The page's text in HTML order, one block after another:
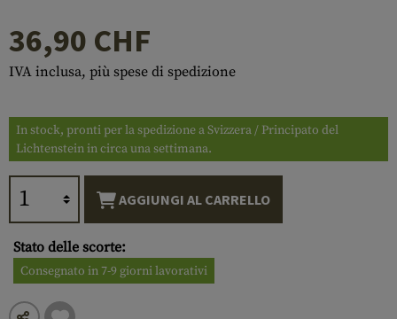
36,90 CHF
IVA inclusa, più spese di spedizione
In stock, pronti per la spedizione a Svizzera / Principato del
Lichtenstein in circa una settimana.
AGGIUNGI AL CARRELLO
Stato delle scorte:
Consegnato in 7-9 giorni lavorativi